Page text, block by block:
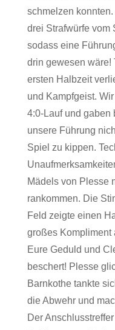
schmelzen
drei Strafwürfe vom
sodass eine
drin gewesen wäre!
ersten Halbzeit
und Kampfgeist.
4:0-Lauf und gaben
unsere Führung
Spiel zu kippen.
Mädels von Plesse
rankommen. Die
Feld zeigte einen
großes Kompliment
Eure Geduld und
beschert! Plesse
Barnkothe tankte
die Abwehr und
Der